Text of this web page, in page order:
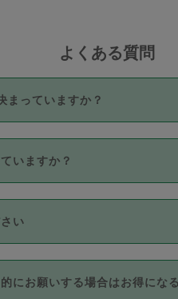
よくある質問
まっていますか？
す。3時間を超えて依頼した
には、タスカジさんに事前に
を下回っても、値引き等はご
いますか？
スカジさん自身が価格を選ん
は最初は制限があり、レビュ
上がっていく仕組みになって
い
ード（Visa／Master／JCB／
にお願いする場合はお得にな